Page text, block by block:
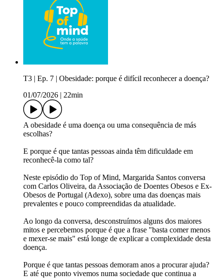
T3 | Ep. 7 | Obesidade: porque é difícil reconhecer a doença?
01/07/2026
22min
A obesidade é uma doença ou uma consequência de más
escolhas? ​
E porque é que tantas pessoas ainda têm dificuldade em
reconhecê-la como tal?​
Neste episódio do Top of Mind, Margarida Santos conversa
com Carlos Oliveira, da Associação de Doentes Obesos e Ex-
Obesos de Portugal (Adexo), sobre uma das doenças mais
prevalentes e pouco compreendidas da atualidade.​
Ao longo da conversa, desconstruímos alguns dos maiores
mitos e percebemos porque é que a frase "basta comer menos
e mexer-se mais" está longe de explicar a complexidade desta
doença.​
Porque é que tantas pessoas demoram anos a procurar ajuda?
E até que ponto vivemos numa sociedade que continua a